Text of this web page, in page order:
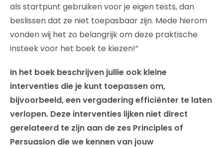
als startpunt gebruiken voor je eigen tests, dan
beslissen dat ze niet toepasbaar zijn. Mede hierom
vonden wij het zo belangrijk om deze praktische
insteek voor het boek te kiezen!”
In het boek beschrijven jullie ook kleine
interventies die je kunt toepassen om,
bijvoorbeeld, een vergadering efficiënter te laten
verlopen. Deze interventies lijken niet direct
gerelateerd te zijn aan de zes Principles of
Persuasion die we kennen van jouw